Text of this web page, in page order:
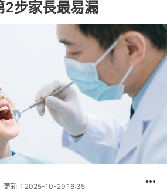
步家長最易漏
更新： 2025-10-29 16:35